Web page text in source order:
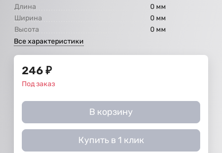
Длина
0 мм
Ширина
0 мм
Высота
0 мм
Все характеристики
246 ₽
Под заказ
В корзину
Купить в 1 клик